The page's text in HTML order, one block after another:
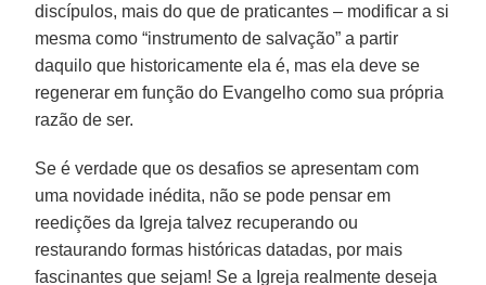
discípulos, mais do que de praticantes – modificar a si
mesma como “instrumento de salvação” a partir
daquilo que historicamente ela é, mas ela deve se
regenerar em função do Evangelho como sua própria
razão de ser.
Se é verdade que os desafios se apresentam com
uma novidade inédita, não se pode pensar em
reedições da Igreja talvez recuperando ou
restaurando formas históricas datadas, por mais
fascinantes que sejam! Se a Igreja realmente deseja